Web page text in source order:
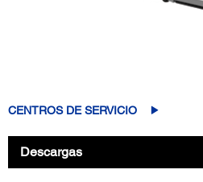
CENTROS DE SERVICIO
Descargas